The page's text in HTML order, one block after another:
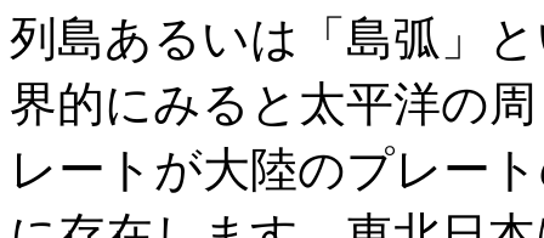
列島あるいは「島弧」
界的にみると太平洋の
レートが大陸のプレー